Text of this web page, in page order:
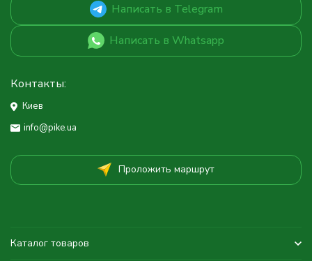
Написать в Telegram
Написать в Whatsapp
Контакты:
Киев
info@pike.ua
Проложить маршрут
Каталог товаров